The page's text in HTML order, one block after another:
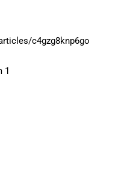
c4gzg8knp6go
1